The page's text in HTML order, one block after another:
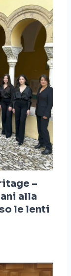
–
alla
le lenti